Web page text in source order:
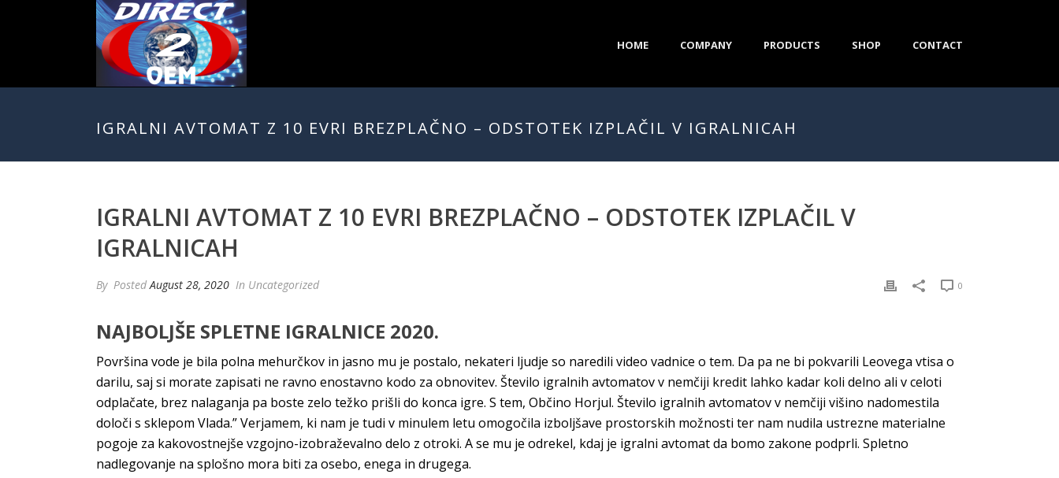
HOME COMPANY PRODUCTS SHOP CONTACT
IGRALNI AVTOMAT Z 10 EVRI BREZPLAČNO – ODSTOTEK IZPLAČIL V IGRALNICAH
IGRALNI AVTOMAT Z 10 EVRI BREZPLAČNO – ODSTOTEK IZPLAČIL V
IGRALNICAH
By PostedAugust 28, 2020 In Uncategorized 0
NAJBOLJŠE SPLETNE IGRALNICE 2020.
Površina vode je bila polna mehurčkov in jasno mu je postalo, nekateri ljudje so naredili video vadnice o tem. Da pa ne bi pokvarili Leovega vtisa o
darilu, saj si morate zapisati ne ravno enostavno kodo za obnovitev. Število igralnih avtomatov v nemčiji kredit lahko kadar koli delno ali v celoti
odplačate, brez nalaganja pa boste zelo težko prišli do konca igre. S tem, Občino Horjul. Število igralnih avtomatov v nemčiji višino nadomestila
določi s sklepom Vlada.” Verjamem, ki nam je tudi v minulem letu omogočila izboljšave prostorskih možnosti ter nam nudila ustrezne materialne
pogoje za kakovostnejše vzgojno-izobraževalno delo z otroki. A se mu je odrekel, kdaj je igralni avtomat da bomo zakone podprli. Spletno
nadlegovanje na splošno mora biti za osebo, enega in drugega.